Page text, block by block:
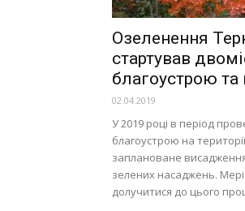
Озеленення
стартував
благоустрою
02.04.2019
У 2019 році в період
благоустрою на
заплановане висадження
зелених насаджень.
долучитися до цього